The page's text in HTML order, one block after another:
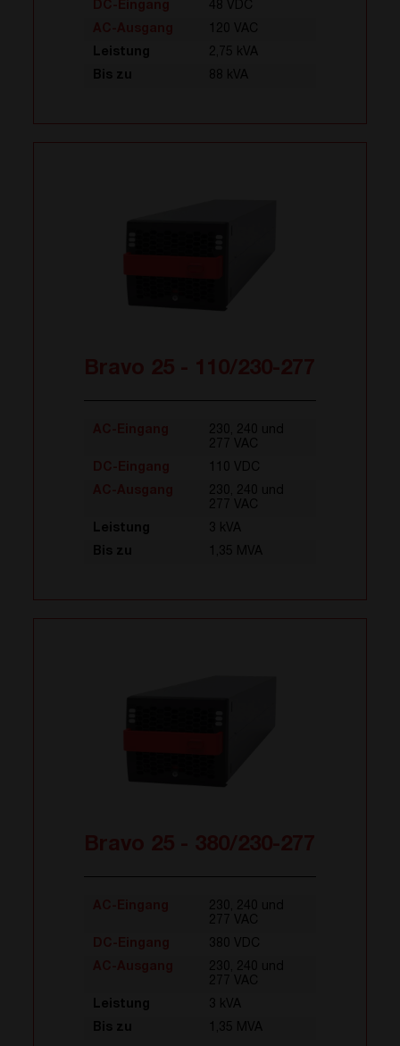
48 VDC
120 VAC
Leistung
2,75 kVA
Bis zu
88 kVA
230, 240 und
277 VAC
110 VDC
230, 240 und
277 VAC
Leistung
3 kVA
Bis zu
1,35 MVA
230, 240 und
277 VAC
380 VDC
230, 240 und
277 VAC
Leistung
3 kVA
Bis zu
1,35 MVA